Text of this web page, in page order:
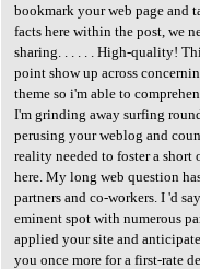
bookmark your web page and
facts here within the post, we
sharing. . . . . . High-quality!
point show up across
theme so i'm able to
I'm grinding away surfing
perusing your weblog and
reality needed to foster a
here. My long web question
partners and co-workers. I 'd
eminent spot with numerous
applied your site and
you once more for a first-rate